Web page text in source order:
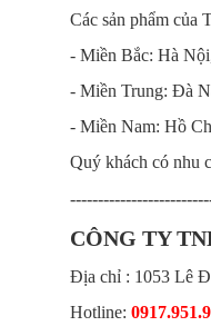
Các sản phẩm của
- Miền Bắc: Hà
- Miền Trung: Đà
- Miền Nam: Hồ
Quý khách có nhu
CÔNG TY
Địa chỉ : 1053 Lê
Hotline: